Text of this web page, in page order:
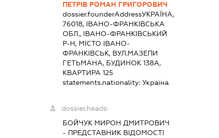
ПЕТРІВ РОМАН ГРИГОРОВИЧ
dossier.founderAddressУКРАЇНА,
76018, ІВАНО-ФРАНКІВСЬКА
ОБЛ., ІВАНО-ФРАНКІВСЬКИЙ
Р-Н, МІСТО ІВАНО-
ФРАНКІВСЬК, ВУЛ.МАЗЕПИ
ГЕТЬМАНА, БУДИНОК 138А,
КВАРТИРА 125
statements.nationality: Україна
dossier.heads:
БОЙЧУК МИРОН ДМИТРОВИЧ
- ПРЕДСТАВНИКВІДОМОСТІ